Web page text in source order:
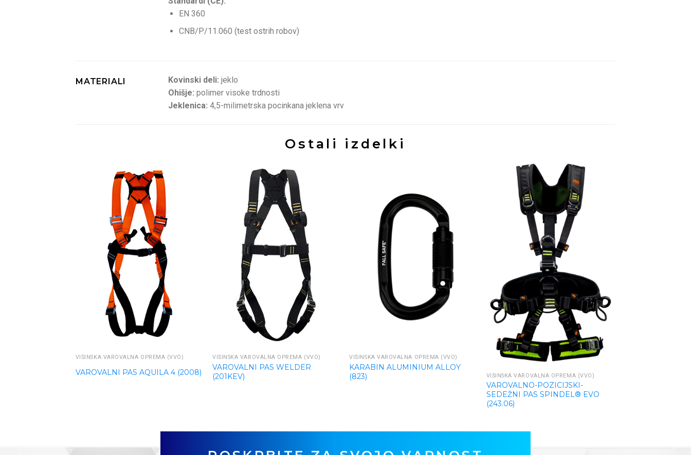
EN 360
CNB/P/11.060 (test ostrih robov)
MATERIALI Kovinski deli: jeklo
Ohišje: polimer visoke trdnosti
Jeklenica: 4,5-milimetrska pocinkana jeklena vrv
Ostali izdelki
VIŠINSKA VAROVALNA OPREMA (VVO)
VAROVALNI PAS AQUILA 4 (2008)
VIŠINSKA VAROVALNA OPREMA (VVO)
VAROVALNI PAS WELDER
(201KEV)
VIŠINSKA VAROVALNA OPREMA (VVO)
KARABIN ALUMINIUM ALLOY
(823)
VIŠINSKA VAROVALNA OPREMA (VVO)
VAROVALNO-POZICIJSKI-
SEDEŽNI PAS SPINDEL® EVO
(243.06)